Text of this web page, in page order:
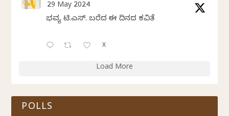
29 May 2024
ಭವ್ಯ ಟಿ.ಎಸ್. ಬರೆದ ಈ ದಿನದ ಕವಿತೆ
X
Load More
POLLS